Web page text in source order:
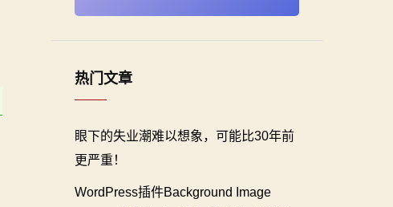
热门文章
眼下的失业潮难以想象，可能比30年前
更严重！
WordPress插件Background Image